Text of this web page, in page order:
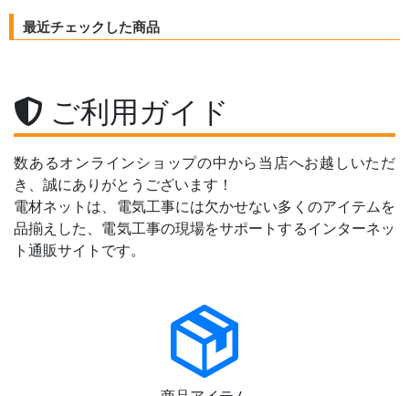
最近チェックした商品
ご利用ガイド
数あるオンラインショップの中から当店へお越しいただ
き、誠にありがとうございます！
電材ネットは、電気工事には欠かせない多くのアイテムを
品揃えした、電気工事の現場をサポートするインターネッ
ト通販サイトです。